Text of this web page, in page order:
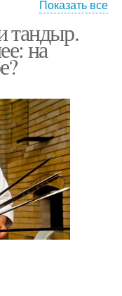
тандыр
на продукции
Показать все
тандыр.
на